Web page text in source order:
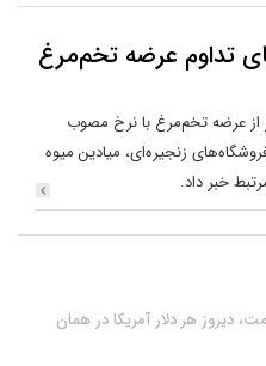
دیروز هر دلار آمریکا در همان
تداوم عرضه تخم‌مرغ
از عرضه تخم‌مرغ با نرخ مصوب
زنجیره‌ای، میادین میوه
خبر داد.